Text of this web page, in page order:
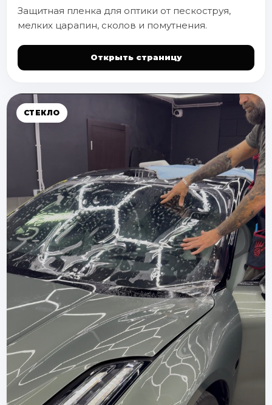
Защитная пленка для оптики от пескоструя,
мелких царапин, сколов и помутнения.
Открыть страницу
СТЕКЛО